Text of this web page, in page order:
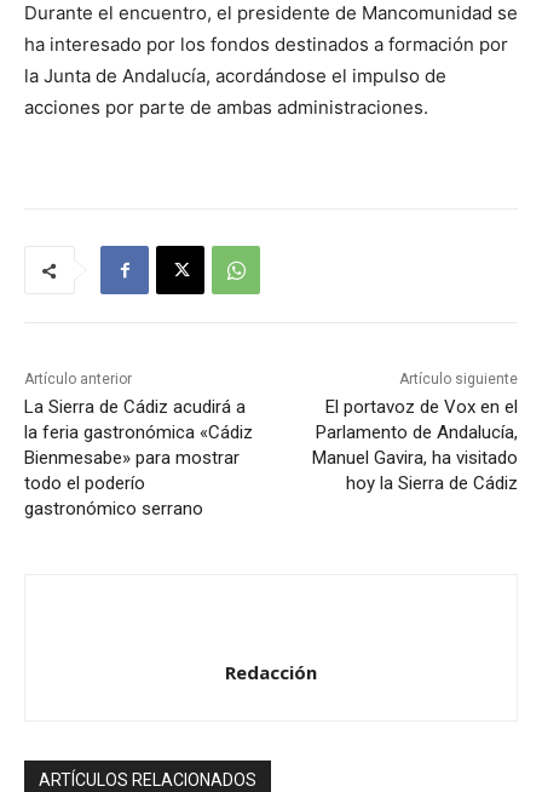
Durante el encuentro, el presidente de Mancomunidad se
ha interesado por los fondos destinados a formación por
la Junta de Andalucía, acordándose el impulso de
acciones por parte de ambas administraciones.
Artículo anterior
La Sierra de Cádiz acudirá a
la feria gastronómica «Cádiz
Bienmesabe» para mostrar
todo el poderío
gastronómico serrano
Artículo siguiente
El portavoz de Vox en el
Parlamento de Andalucía,
Manuel Gavira, ha visitado
hoy la Sierra de Cádiz
Redacción
ARTÍCULOS RELACIONADOS